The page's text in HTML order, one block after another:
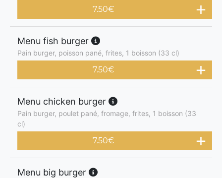
7.50€
Menu fish burger
Pain burger, poisson pané, frites, 1 boisson (33 cl)
7.50€
Menu chicken burger
Pain burger, poulet pané, fromage, frites, 1 boisson (33
cl)
7.50€
Menu big burger